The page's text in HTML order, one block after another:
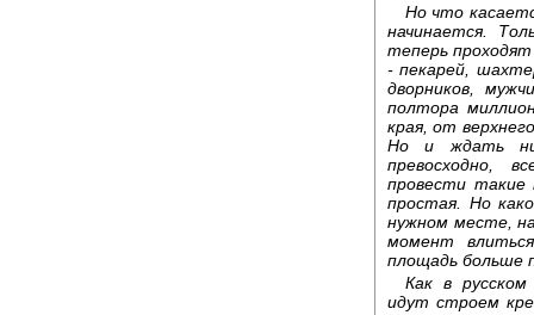
Но что
начинается.
теперь
- пекарей,
дворников,
полтора
края, от
Но и ждать
превосходно,
провести такие
простая. Но
нужном месте,
момент
площадь больше
Как в
идут строем